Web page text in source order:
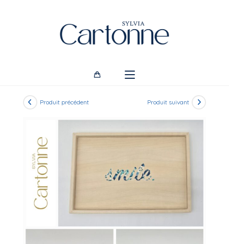
Produit précédent Produit suivant